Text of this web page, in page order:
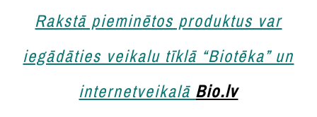
Rakstā pieminētos produktus var
iegādāties veikalu tīklā “Biotēka” un
internetveikalā Bio.lv